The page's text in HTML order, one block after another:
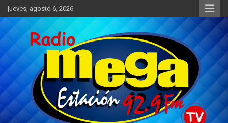
Saltar
al
contenido
jueves, agosto 6, 2026